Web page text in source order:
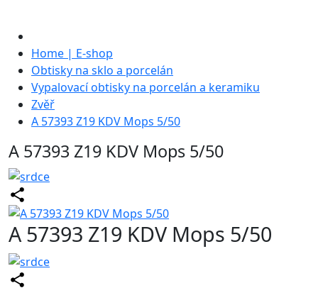
Home | E-shop
Obtisky na sklo a porcelán
Vypalovací obtisky na porcelán a keramiku
Zvěř
A 57393 Z19 KDV Mops 5/50
A 57393 Z19 KDV Mops 5/50
A 57393 Z19 KDV Mops 5/50